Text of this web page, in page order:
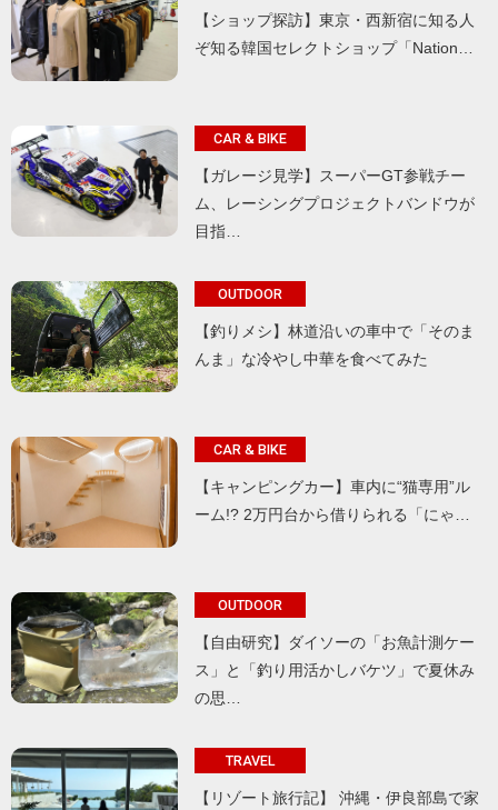
【ショップ探訪】東京・西新宿に知る人
ぞ知る韓国セレクトショップ「Nation…
CAR & BIKE
【ガレージ見学】スーパーGT参戦チー
ム、レーシングプロジェクトバンドウが
目指…
OUTDOOR
【釣りメシ】林道沿いの車中で「そのま
んま」な冷やし中華を食べてみた
CAR & BIKE
【キャンピングカー】車内に“猫専用”ル
ーム!? 2万円台から借りられる「にゃ…
OUTDOOR
【自由研究】ダイソーの「お魚計測ケー
ス」と「釣り用活かしバケツ」で夏休み
の思…
TRAVEL
【リゾート旅行記】 沖縄・伊良部島で家